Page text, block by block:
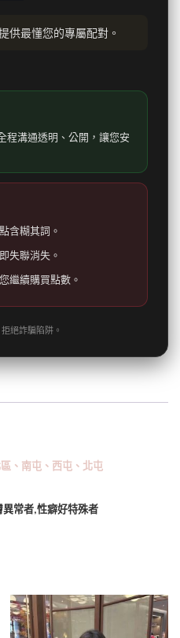
供最懂您的專屬配對。
程溝通透明、公開，讓您安
含糊其詞。
失聯消失。
繼續購買點數。
絕詐騙陷阱。
、南屯、西屯、北屯
常者,性癖好特殊者